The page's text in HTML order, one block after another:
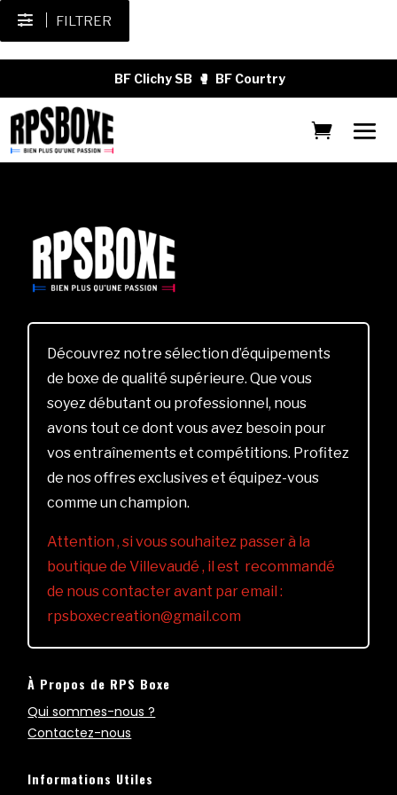
FILTRER
BF Clichy SB 🥊 BF Courtry
Découvrez notre sélection d’équipements
de boxe de qualité supérieure. Que vous
soyez débutant ou professionnel, nous
avons tout ce dont vous avez besoin pour
vos entraînements et compétitions. Profitez
de nos offres exclusives et équipez-vous
comme un champion.
Attention , si vous souhaitez passer à la
boutique de Villevaudé , il est recommandé
de nous contacter avant par email :
rpsboxecreation@gmail.com
À Propos de RPS Boxe
Qui sommes-nous ?
Contactez-nous
Informations Utiles